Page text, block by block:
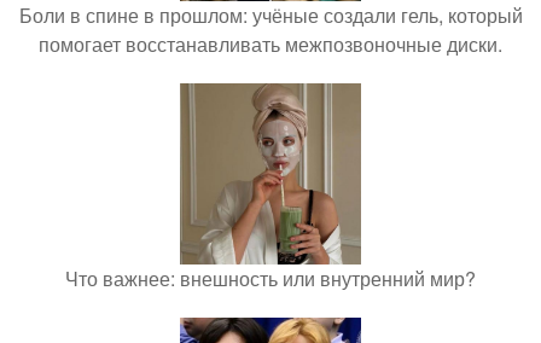
Боли в спине в прошлом: учёные создали гель, который
помогает восстанавливать межпозвоночные диски.
Что важнее: внешность или внутренний мир?